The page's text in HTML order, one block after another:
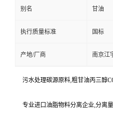
别名 甘油
执行质量标准 国标
产地/厂商 南京江
污水处理碳源原料,粗甘油丙三醇
专业进口油脂物料分离企业,分离